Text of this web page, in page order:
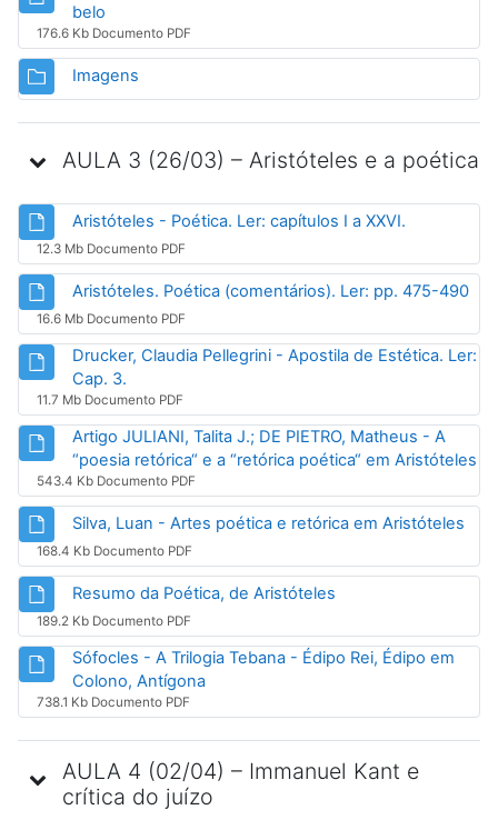
belo
176.6 Kb Documento PDF
Imagens
AULA 3 (26/03) – Aristóteles e a poética
Aristóteles - Poética. Ler: capítulos I a XXVI.
12.3 Mb Documento PDF
Aristóteles. Poética (comentários). Ler: pp. 475-490
16.6 Mb Documento PDF
Drucker, Claudia Pellegrini - Apostila de Estética. Ler:
Cap. 3.
11.7 Mb Documento PDF
Artigo JULIANI, Talita J.; DE PIETRO, Matheus - A
“poesia retórica“ e a “retórica poética“ em Aristóteles
543.4 Kb Documento PDF
Silva, Luan - Artes poética e retórica em Aristóteles
168.4 Kb Documento PDF
Resumo da Poética, de Aristóteles
189.2 Kb Documento PDF
Sófocles - A Trilogia Tebana - Édipo Rei, Édipo em
Colono, AntígonaArquivo
738.1 Kb Documento PDF
AULA 4 (02/04) – Immanuel Kant e
crítica do juízo